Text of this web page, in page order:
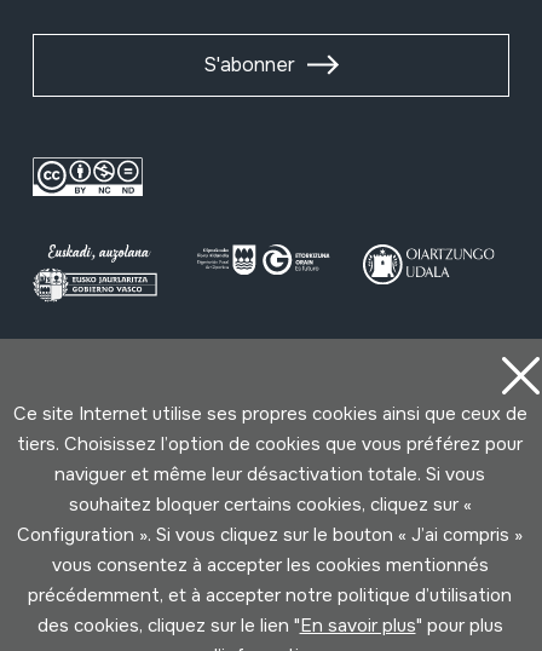
S'abonner
Cookies politique
Développé par Lotura
Ce site Internet utilise ses propres cookies ainsi que ceux de
tiers. Choisissez l’option de cookies que vous préférez pour
naviguer et même leur désactivation totale. Si vous
souhaitez bloquer certains cookies, cliquez sur «
Configuration ». Si vous cliquez sur le bouton « J’ai compris »
vous consentez à accepter les cookies mentionnés
précédemment, et à accepter notre politique d’utilisation
des cookies, cliquez sur le lien "En savoir plus" pour plus